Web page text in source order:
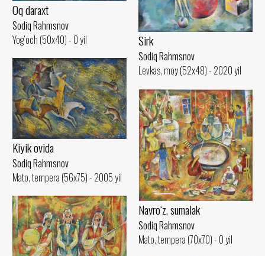
Oq daraxt
Sodiq Rahmsnov
Yog‘och (50x40) - 0 yil
Sirk
Sodiq Rahmsnov
Levkas, moy (52x48) - 2020 yil
Kiyik ovida
Sodiq Rahmsnov
Mato, tempera (56x75) - 2005 yil
Navro‘z, sumalak
Sodiq Rahmsnov
Mato, tempera (70x70) - 0 yil